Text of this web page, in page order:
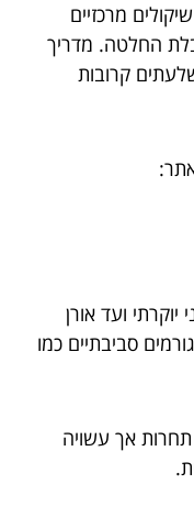
מרכזיים
החלטה. מדריך
קרובות
ועד אורן
סביבתיים כמו
אך עשויה